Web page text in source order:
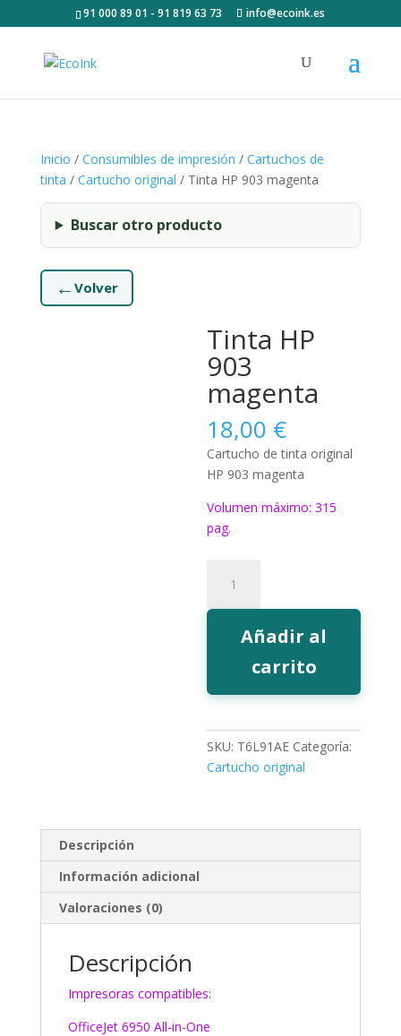
91 000 89 01 - 91 819 63 73 info@ecoink.es
Inicio / Consumibles de impresión / Cartuchos de
tinta / Cartucho original / Tinta HP 903 magenta
Buscar otro producto
← Volver
Tinta HP
903
magenta
18,00 €
Cartucho de tinta original
HP 903 magenta
Volumen máximo: 315
pag.
903
magentaAñadir al
carrito
SKU: T6L91AE Categoría:
Cartucho original
Descripción
Información adicional
Valoraciones (0)
Descripción
Impresoras compatibles:
OfficeJet 6950 All-in-One